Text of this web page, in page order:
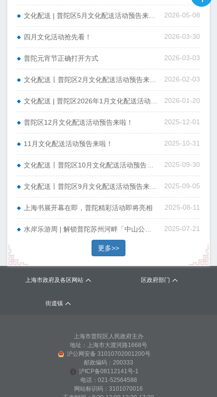
2026-05-08
四月文化活动抢先看！ 2026-03-30
普陀元宵节正确打开方式 2026-03-03
2026-02-03
2026-01-20
普陀区12月文化配送活动预告来啦！ 2025-12-01
11月文化配送活动预告来啦！ 2025-10-31
2025-09-30
2025-09-05
上海书展开幕在即，普陀精彩活动即将亮相 2025-08-11
2025-07-21
更多>>
上海市政府及各区网站 区政府部门
街道镇
上海市普陀区人民政府主办
地址：上海市大渡河路1668号
沪公网安备 31010702001200号
邮政编码：200333
沪ICP备08112141号-1
电话：021-52564588
网站标识码：3101070016